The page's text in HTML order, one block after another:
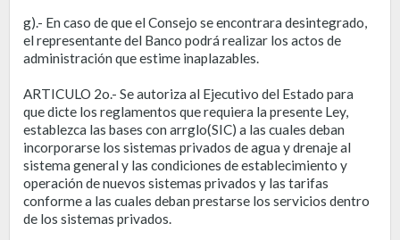
g).- En caso de que el Consejo se encontrara desintegrado,
el representante del Banco podrá realizar los actos de
administración que estime inaplazables.
ARTICULO 2o.- Se autoriza al Ejecutivo del Estado para
que dicte los reglamentos que requiera la presente Ley,
establezca las bases con arrglo(SIC) a las cuales deban
incorporarse los sistemas privados de agua y drenaje al
sistema general y las condiciones de establecimiento y
operación de nuevos sistemas privados y las tarifas
conforme a las cuales deban prestarse los servicios dentro
de los sistemas privados.